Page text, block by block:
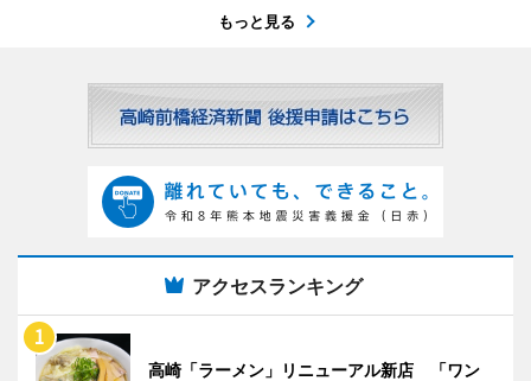
もっと見る
アクセスランキング
高崎「ラーメン」リニューアル新店 「ワン